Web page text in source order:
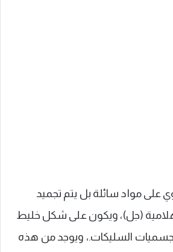
على مواد سائلة بل يتم تجميد
(جل)، ويكون على شكل خليط
السليكات.، ويوجد من هذه